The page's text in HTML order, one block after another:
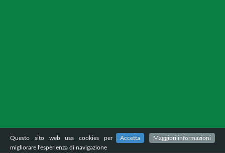
Questo sito web usa cookies per
migliorare l'esperienza di navigazione
Accetta Maggiori informazioni